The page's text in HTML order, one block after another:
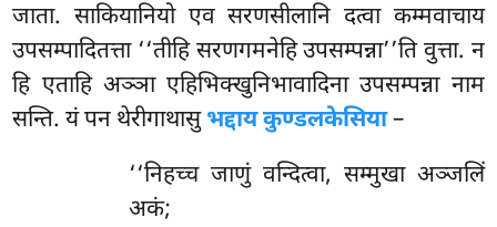
जाता. साकियानियो एव सरणसीलानि दत्वा कम्मवाचाय
उपसम्पादितत्ता ‘‘तीहि सरणगमनेहि उपसम्पन्ना’’ति वुत्ता. न
हि एताहि अञ्ञा एहिभिक्खुनिभावादिना उपसम्पन्ना नाम
सन्ति. यं पन थेरीगाथासुभद्दाय कुण्डलकेसिया–
‘‘निहच्च जाणुं वन्दित्वा, सम्मुखा अञ्जलिं
अकं;